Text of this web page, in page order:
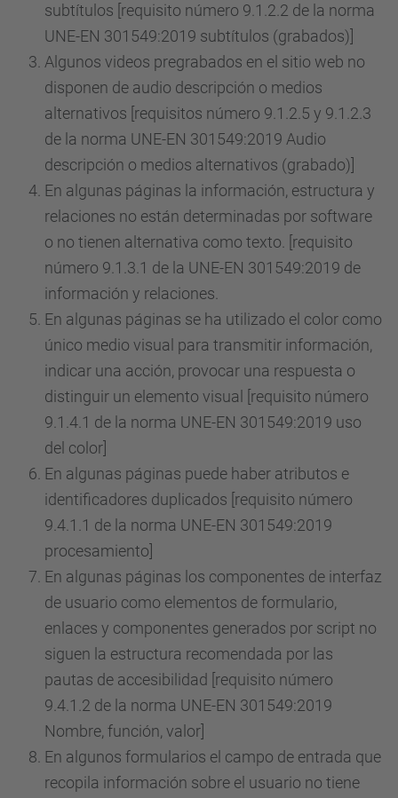
subtítulos [requisito número 9.1.2.2 de la norma
UNE-EN 301549:2019 subtítulos (grabados)]
Algunos videos pregrabados en el sitio web no
disponen de audio descripción o medios
alternativos [requisitos número 9.1.2.5 y 9.1.2.3
de la norma UNE-EN 301549:2019 Audio
descripción o medios alternativos (grabado)]
En algunas páginas la información, estructura y
relaciones no están determinadas por software
o no tienen alternativa como texto. [requisito
número 9.1.3.1 de la UNE-EN 301549:2019 de
información y relaciones.
En algunas páginas se ha utilizado el color como
único medio visual para transmitir información,
indicar una acción, provocar una respuesta o
distinguir un elemento visual [requisito número
9.1.4.1 de la norma UNE-EN 301549:2019 uso
del color]
En algunas páginas puede haber atributos e
identificadores duplicados [requisito número
9.4.1.1 de la norma UNE-EN 301549:2019
procesamiento]
En algunas páginas los componentes de interfaz
de usuario como elementos de formulario,
enlaces y componentes generados por script no
siguen la estructura recomendada por las
pautas de accesibilidad [requisito número
9.4.1.2 de la norma UNE-EN 301549:2019
Nombre, función, valor]
En algunos formularios el campo de entrada que
recopila información sobre el usuario no tiene